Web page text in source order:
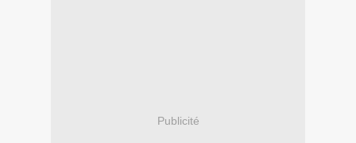
Publicité